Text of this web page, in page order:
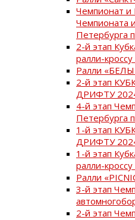
Чемпионат и
Чемпионата
Петербурга
2-й этап
ралли-
Ралли
2-й этап
ДРИФТУ
4-й этап
Петербурга
1-й этап
ДРИФТУ
1-й этап
ралли-
Ралли
3-й этап
2-й этап